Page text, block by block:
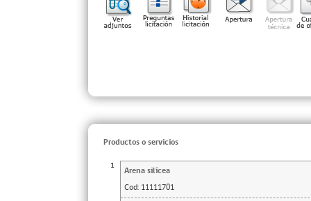
Productos o servicios
1
Arena silícea
Cod: 11111701